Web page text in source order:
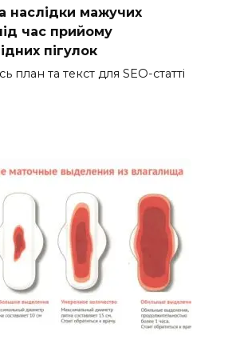
наслідки мажучих
час прийому
пігулок
план та текст для SEO-статті